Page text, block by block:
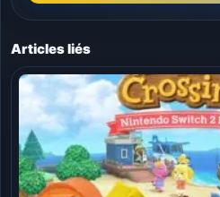
Articles liés